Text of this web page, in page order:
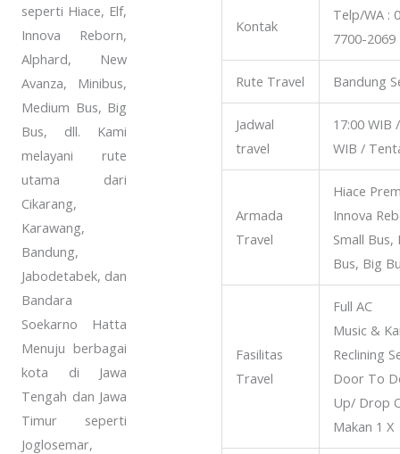
seperti Hiace, Elf,
Innova Reborn,
Alphard, New
Avanza, Minibus,
Medium Bus, Big
Bus, dll. Kami
melayani rute
utama dari
Cikarang,
Karawang,
Bandung,
Jabodetabek, dan
Bandara
Soekarno Hatta
Menuju berbagai
kota di Jawa
Tengah dan Jawa
Timur seperti
Joglosemar,
Kontak
Telp/WA :
7700-2069
Rute Travel Bandung
Jadwal
travel
17:00 WIB
WIB /
Armada
Travel
Hiace
Innova
Small Bus,
Bus, Big
Fasilitas
Travel
Full AC
Music &
Reclining
Door To
Up/ Drop
Makan 1 X